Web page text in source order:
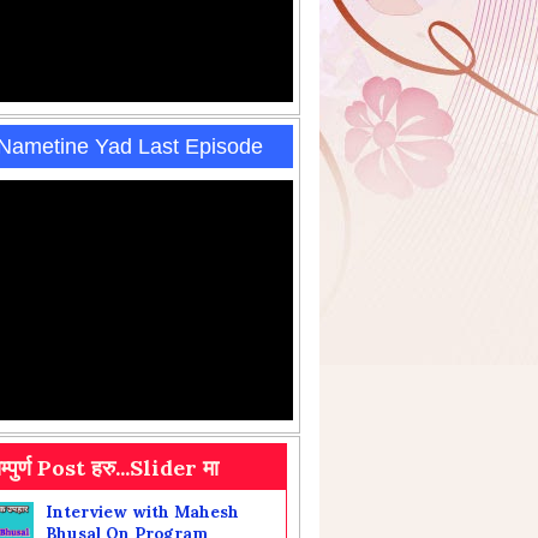
Yad Last Episode
Post हरु...Slider मा
Interview with Mahesh
Bhusal On Program
Sahityik upahar